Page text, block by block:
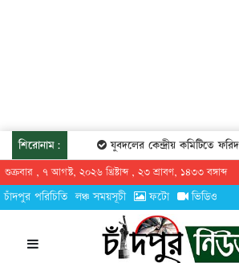
শিরোনাম: যুবদলের কেন্দ্রীয় কমিটিতে
শুক্রবার , ৭ আগস্ট, ২০২৬ খ্রিষ্টাব্দ , ২৩ শ্রাবণ, ১৪৩৩ বঙ্গাব্দ
চাঁদপুর পরিচিতি লঞ্চ সময়সূচী ফটো ভিডিও